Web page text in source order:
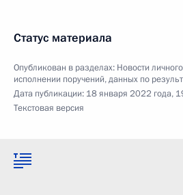
Статус материала
Опубликован в разделах: Новости
исполнении поручений, данных по
Дата публикации: 18 января 2022 года,
Текстовая версия